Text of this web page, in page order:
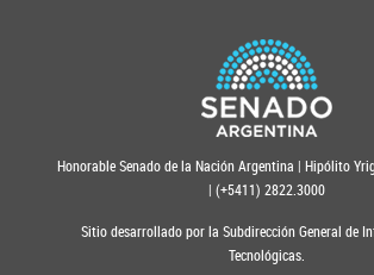
Honorable Senado de la Nación Argentina | Hipólito
| (+5411) 2822.3000
Sitio desarrollado por la Subdirección General de
Tecnológicas.